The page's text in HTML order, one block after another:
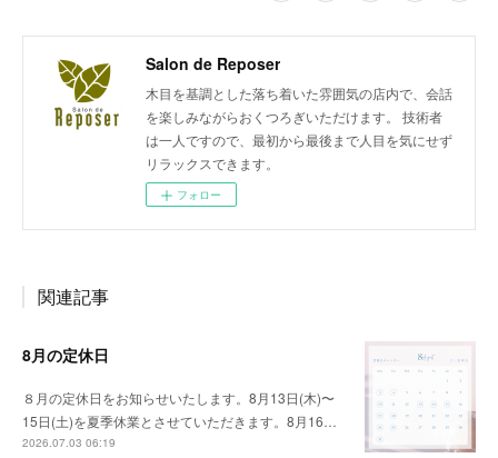
Salon de Reposer
木目を基調とした落ち着いた雰囲気の店内で、会話
を楽しみながらおくつろぎいただけます。 技術者
は一人ですので、最初から最後まで人目を気にせず
リラックスできます。
フォロー
関連記事
8月の定休日
８月の定休日をお知らせいたします。8月13日(木)〜
15日(土)を夏季休業とさせていただきます。8月16…
2026.07.03 06:19